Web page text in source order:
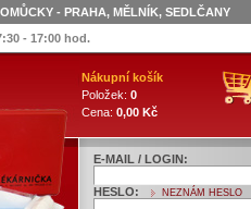
- PRAHA, MĚLNÍK, SEDLČANY
- 17:00 hod.
Nákupní košík
Položek: 0
Cena: 0,00 Kč
E-MAIL / LOGIN:
HESLO: NEZNÁM HESLO